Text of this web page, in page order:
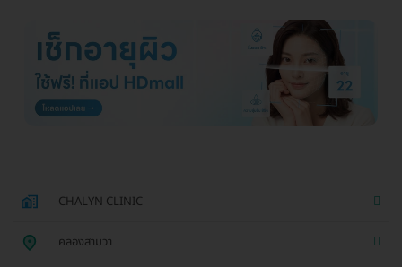
CHALYN CLINIC
คลองสามวา